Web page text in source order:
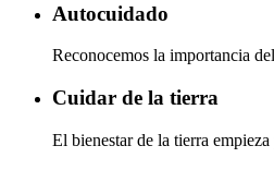
Autocuidado
Reconocemos la importancia
Cuidar de la tierra
El bienestar de la tierra